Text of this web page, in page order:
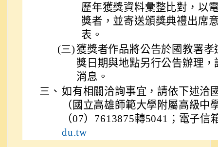
歷年獲獎資料彙整比對，以
獎者，並寄送頒獎典禮出席
表。
(三) 獲獎者作品將公告於國教署
獎日期與地點另行公告辦理
消息。
三、 如有相關洽詢事宜，請依下述洽
（國立高雄師範大學附屬高級中
（07）7613875轉5041；電子信
du.tw